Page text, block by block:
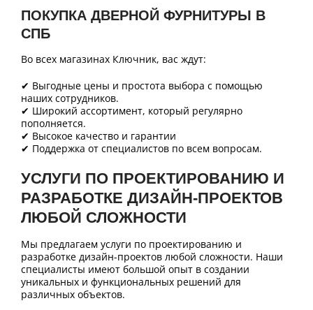
ПОКУПКА ДВЕРНОЙ ФУРНИТУРЫ В
СПБ
Во всех магазинах Ключник, вас ждут:
✔ Выгодные цены и простота выбора с помощью
наших сотрудников.
✔ Широкий ассортимент, который регулярно
пополняется.
✔ Высокое качество и гарантии
✔ Поддержка от специалистов по всем вопросам.
УСЛУГИ ПО ПРОЕКТИРОВАНИЮ И
РАЗРАБОТКЕ ДИЗАЙН-ПРОЕКТОВ
ЛЮБОЙ СЛОЖНОСТИ
Мы предлагаем услуги по проектированию и
разработке дизайн-проектов любой сложности. Наши
специалисты имеют большой опыт в создании
уникальных и функциональных решений для
различных объектов.